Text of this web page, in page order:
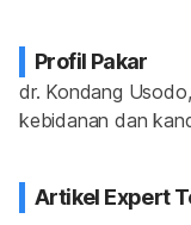
Profil Pakar
dr. Kondang
kebidanan dan
Artikel Expert